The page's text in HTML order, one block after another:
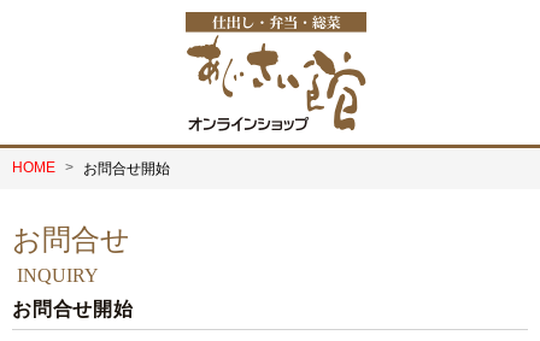
HOME お問合せ開始
INQUIRY
お問合せ
お問合せ開始